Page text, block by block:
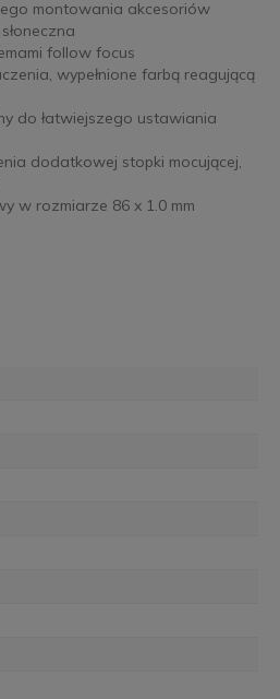
montowania akcesoriów
follow focus
wypełnione farbą reagującą
do łatwiejszego ustawiania
dodatkowej stopki mocującej,
w rozmiarze 86 x 1.0 mm